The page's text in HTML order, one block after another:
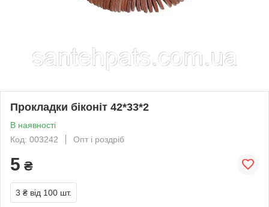
Прокладки біконіт 42*33*2
В наявності
Код: 003242
Опт і роздріб
5 ₴
3 ₴ від 100 шт.